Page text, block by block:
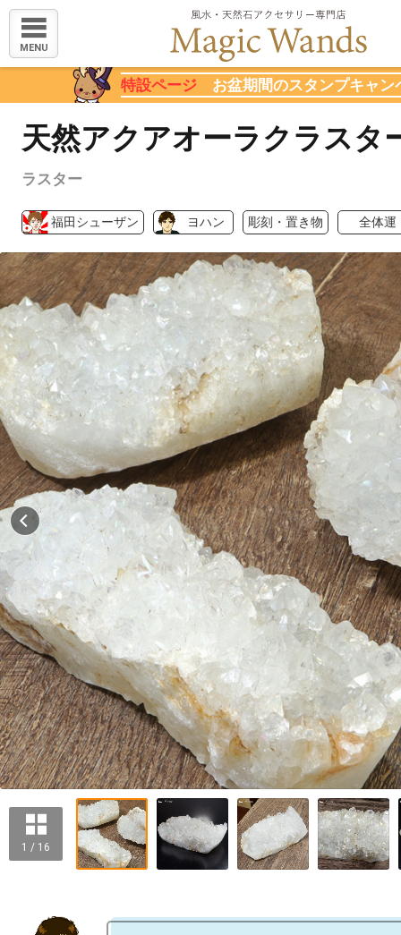
MENU
特設ページ お盆期間のスタンプキャン
天然アクアオーラクラスタ
ラスター
福田シューザン ヨハン 彫刻・置き物 全体運
1 / 16